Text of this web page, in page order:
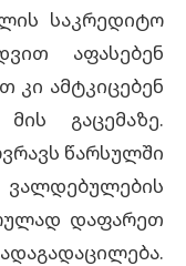
საკრედიტო
აფასებენ
კი ამტკიცებენ
გაცემაზე.
წარსულში
დაფარეთ